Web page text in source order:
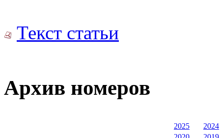
Текст статьи
Архив номеров
2025
2024